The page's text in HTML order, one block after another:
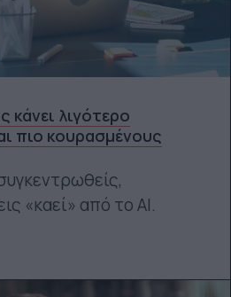
κάνει λιγότερο
πιο κουρασμένους
«καεί» από το ΑΙ.